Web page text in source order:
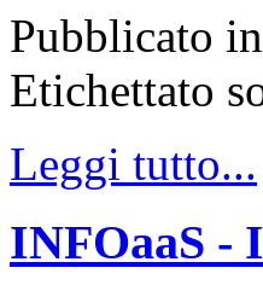
Pubblicato in
Etichettato
Leggi tutto...
INFOaaS -